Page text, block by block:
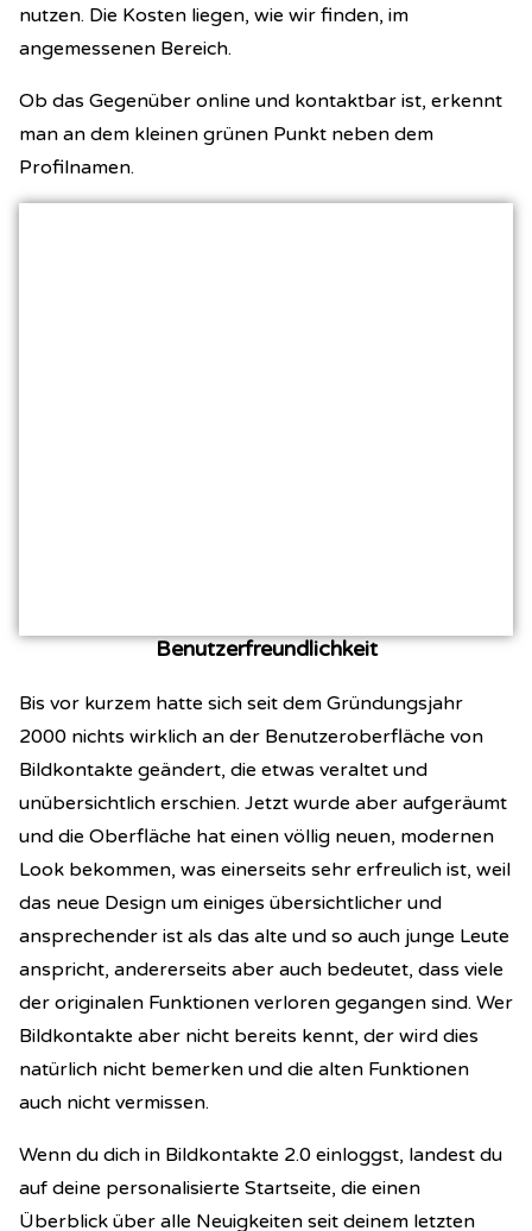
nutzen. Die Kosten liegen, wie wir finden, im
angemessenen Bereich.
Ob das Gegenüber online und kontaktbar ist, erkennt
man an dem kleinen grünen Punkt neben dem
Profilnamen.
Benutzerfreundlichkeit
Bis vor kurzem hatte sich seit dem Gründungsjahr
2000 nichts wirklich an der Benutzeroberfläche von
Bildkontakte geändert, die etwas veraltet und
unübersichtlich erschien. Jetzt wurde aber aufgeräumt
und die Oberfläche hat einen völlig neuen, modernen
Look bekommen, was einerseits sehr erfreulich ist, weil
das neue Design um einiges übersichtlicher und
ansprechender ist als das alte und so auch junge Leute
anspricht, andererseits aber auch bedeutet, dass viele
der originalen Funktionen verloren gegangen sind. Wer
Bildkontakte aber nicht bereits kennt, der wird dies
natürlich nicht bemerken und die alten Funktionen
auch nicht vermissen.
Wenn du dich in Bildkontakte 2.0 einloggst, landest du
auf deine personalisierte Startseite, die einen
Überblick über alle Neuigkeiten seit deinem letzten